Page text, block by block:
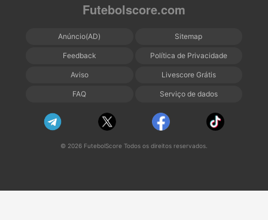
Futebolscore.com
Anúncio(AD) Sitemap
Feedback Política de Privacidade
Aviso Livescore Grátis
FAQ Serviço de dados
© 2026 FutebolScore Todos os direitos reservados.